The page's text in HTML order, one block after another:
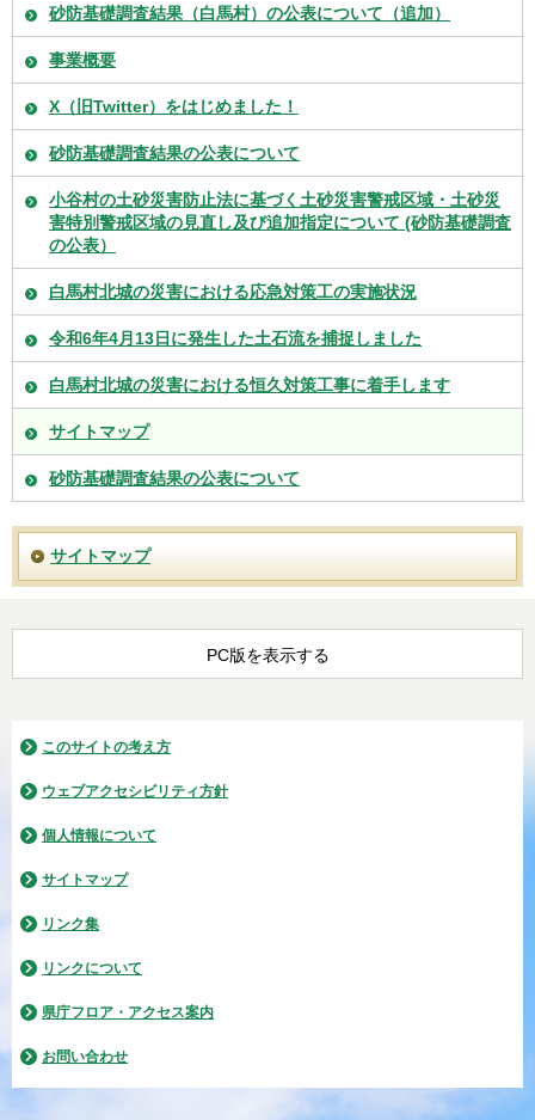
砂防基礎調査結果（白馬村）の公表について（追加）
事業概要
X（旧Twitter）をはじめました！
砂防基礎調査結果の公表について
小谷村の土砂災害防止法に基づく土砂災害警戒区域・土砂災
害特別警戒区域の見直し及び追加指定について (砂防基礎調査
の公表）
白馬村北城の災害における応急対策工の実施状況
令和6年4月13日に発生した土石流を捕捉しました
白馬村北城の災害における恒久対策工事に着手します
サイトマップ
砂防基礎調査結果の公表について
サイトマップ
PC版を表示する
このサイトの考え方
ウェブアクセシビリティ方針
個人情報について
サイトマップ
リンク集
リンクについて
県庁フロア・アクセス案内
お問い合わせ